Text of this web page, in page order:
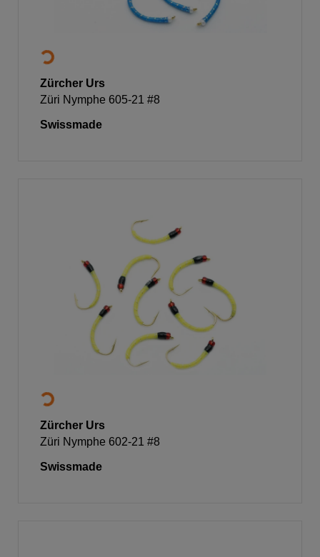
Zürcher Urs
Züri Nymphe 605-21 #8
Swissmade
Zürcher Urs
Züri Nymphe 602-21 #8
Swissmade